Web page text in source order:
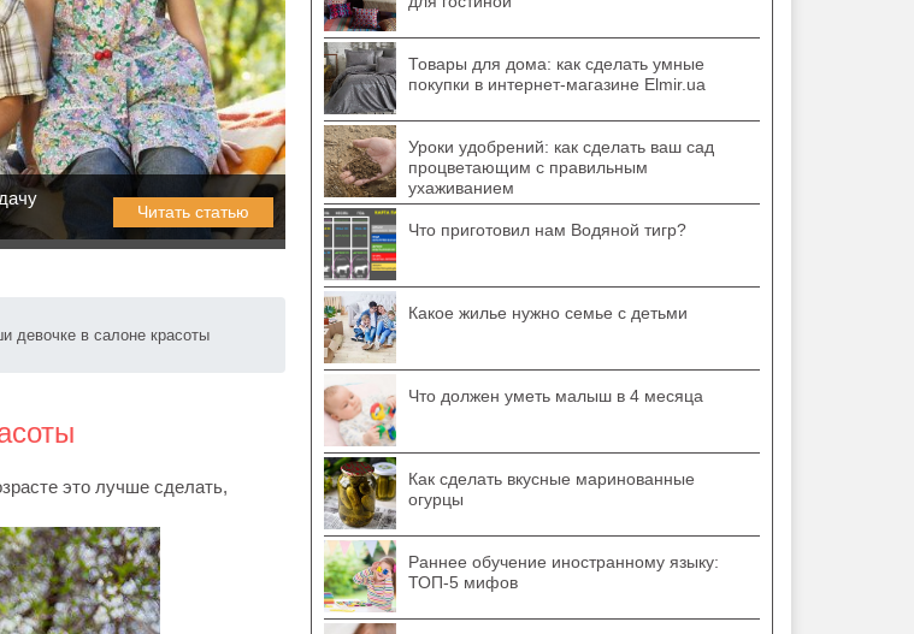
Читать статью
девочке в салоне красоты
это лучше сделать,
Товары для дома: как сделать умные
покупки в интернет-магазине Elmir.ua
Уроки удобрений: как сделать ваш сад
процветающим с правильным
ухаживанием
Что приготовил нам Водяной тигр?
Какое жилье нужно семье с детьми
Что должен уметь малыш в 4 месяца
Как сделать вкусные маринованные
огурцы
Раннее обучение иностранному языку:
ТОП-5 мифов